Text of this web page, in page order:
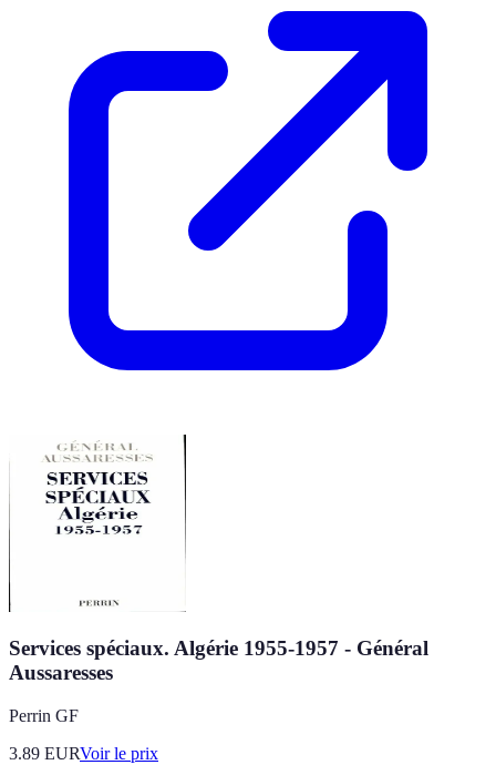
Services spéciaux. Algérie 1955-1957 - Général
Aussaresses
Perrin GF
3.89 EURVoir le prix